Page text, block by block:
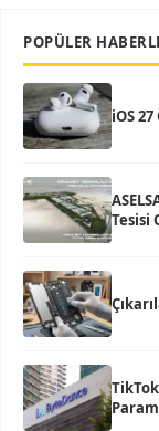
POPÜLER
iOS
Tesisi